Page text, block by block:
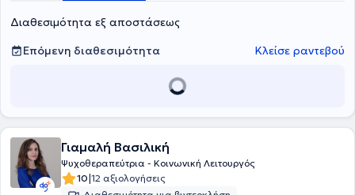
Διαθεσιμότητα εξ αποστάσεως
Επόμενη διαθεσιμότητα
Κλείσε ραντεβού
Γιαμαλή Βασιλική
Ψυχοθεραπεύτρια - Κοινωνική Λειτουργός
10|12 αξιολογήσεις